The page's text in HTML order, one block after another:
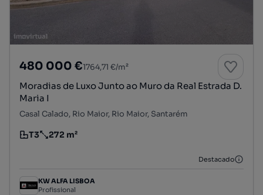
480 000 €1764,71 €/m²
Moradias de Luxo Junto ao Muro da Real Estrada D.
Maria I
Casal Calado, Rio Maior, Rio Maior, Santarém
Tipologia
T3
Preço por metro quadrado
272 m²
Destacado
KW ALFA LISBOA
Profissional